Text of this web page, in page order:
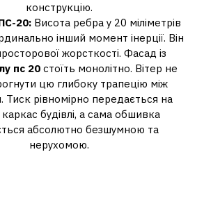
конструкцію.
20:Висота ребра у 20 міліметрів
інший момент інерції. Він
жорсткості. Фасад із
пс 20 стоїть монолітно. Вітер не
цю глибоку трапецію між
Тиск рівномірно передається на
будівлі, а сама обшивка
абсолютно безшумною та
нерухомою.